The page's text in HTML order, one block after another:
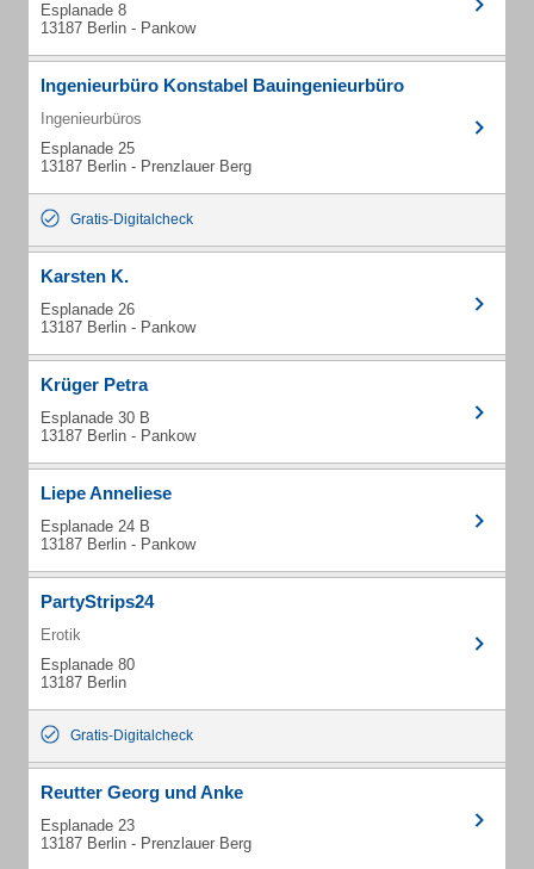
Esplanade 8
13187 Berlin - Pankow
Ingenieurbüro Konstabel Bauingenieurbüro
Ingenieurbüros
Esplanade 25
13187 Berlin - Prenzlauer Berg
Gratis-Digitalcheck
Karsten K.
Esplanade 26
13187 Berlin - Pankow
Krüger Petra
Esplanade 30 B
13187 Berlin - Pankow
Liepe Anneliese
Esplanade 24 B
13187 Berlin - Pankow
PartyStrips24
Erotik
Esplanade 80
13187 Berlin
Gratis-Digitalcheck
Reutter Georg und Anke
Esplanade 23
13187 Berlin - Prenzlauer Berg